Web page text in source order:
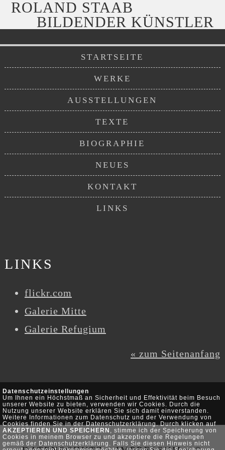
Datenschutzeinstellungen
Um Ihnen ein Höchstmaß an Sicherheit und Effektivität beim Besuch
unserer Website zu bieten, verwenden wir Cookies. Durch die
Nutzung unserer Website erklären Sie sich damit einverstanden.
Weitere Informationen zum Datenschutz und der Verwendung von
Cookies finden Sie in der Datenschutzerklärung. Durch klicken auf
AKZEPTIEREN UND SPEICHERN , stimme ich der Speicherung von
Cookies in meinem Browser zu und akzeptiere die Regelungen
gemäß der Datenschutzerklärung. Falls Sie diesen Hinweis nicht
ROLAND STAAB
BILDENDER KÜNSTLER
STARTSEITE
WERKE
AUSSTELLUNGEN
TEXTE
BIOGRAPHIE
NEUES
KONTAKT
LINKS
LINKS
flickr.com
Galerie Mitte
Galerie Refugium
« zum Seitenanfang